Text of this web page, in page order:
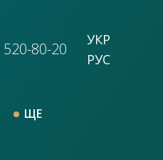
520-80-20
РУС
УКР
ЩЕ